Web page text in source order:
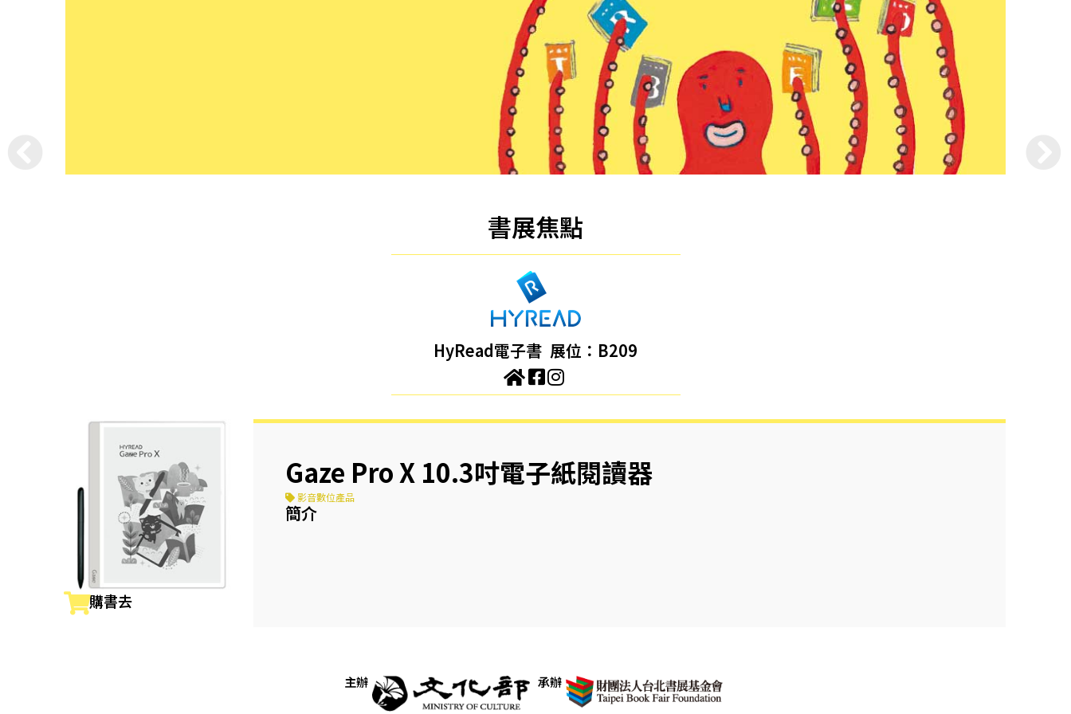
書展焦點
HyRead電子書 展位：B209
購書去
Gaze Pro X 10.3吋電子紙閱讀器
影音數位產品
簡介
Gaze Pro XC 10.3吋彩色電子紙閱讀器-沉穩黑 Gaze Pro Note C 7.8吋彩色電子紙閱讀器
主辦 承辦